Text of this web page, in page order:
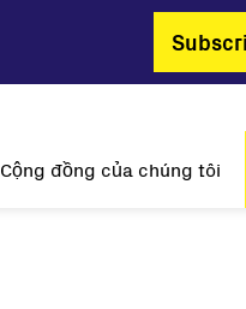
Cộng đồng của chúng tôi